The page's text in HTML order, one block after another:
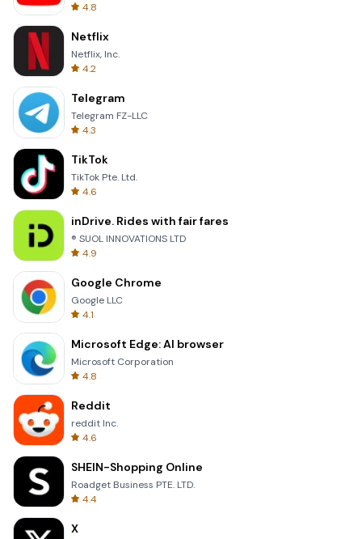
4.8
Netflix
Netflix, Inc.
4.2
Telegram
Telegram FZ-LLC
4.3
TikTok
TikTok Pte. Ltd.
4.6
inDrive. Rides with fair fares
® SUOL INNOVATIONS LTD
4.9
Google Chrome
Google LLC
4.1
Microsoft Edge: AI browser
Microsoft Corporation
4.8
Reddit
reddit Inc.
4.6
SHEIN-Shopping Online
Roadget Business PTE. LTD.
4.4
X